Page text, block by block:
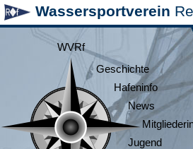
Wassersportverein
WVRf
Geschichte
Hafeninfo
News
Jugend